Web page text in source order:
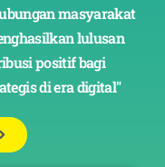
masyarakat
lulusan
positif bagi
di era digital"